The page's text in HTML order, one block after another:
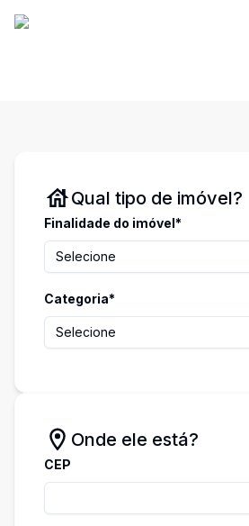
Qual tipo de imóvel?
Finalidade do imóvel*
Selecione
Categoria*
Selecione
Onde ele está?
CEP